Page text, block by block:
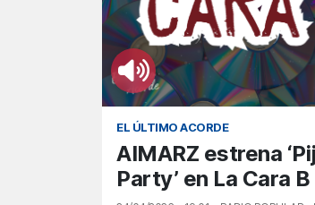
EL ÚLTIMO ACORDE
AIMARZ estrena
Party’ en La Cara B